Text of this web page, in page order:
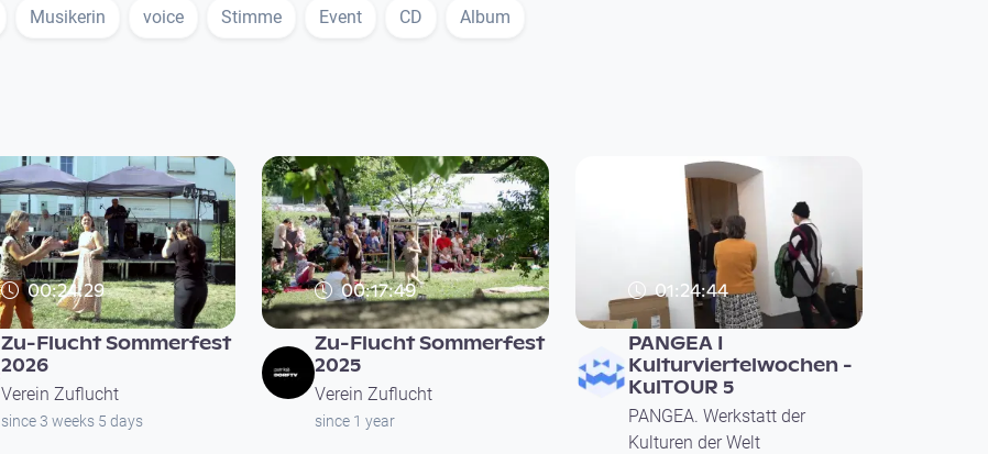
Musikerin voice Stimme Event CD Album
00:24:29
Zu-Flucht Sommerfest
2026
Verein Zuflucht
since 3 weeks 5 days
00:17:49
Zu-Flucht Sommerfest
2025
Verein Zuflucht
since 1 year
01:24:44
PANGEA I
Kulturviertelwochen -
KulTOUR 5
PANGEA. Werkstatt der
Kulturen der Welt